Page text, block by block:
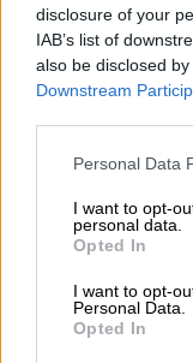
disclosure of your
IAB’s list of
also be disclosed
Downstream
Please note that
not limited to your
grant or deny
use your data for
consent section.
Personal Data
I want to opt-
personal data.
Opted In
I want to opt-
Personal Data.
Opted In
«Πήγαν για
την πιάσανε.
πάρει
ρουφιάνο που
μάθαμε. Στην
ανεπισήμως.
τον κατώτερο
σχολίασε,